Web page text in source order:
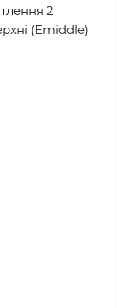
2
(Emiddle)